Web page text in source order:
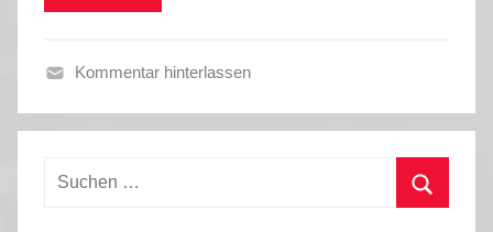
o
Kommentar hinterlassen
Suchen